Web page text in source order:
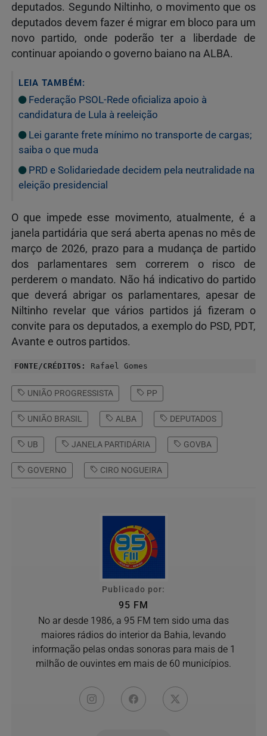
deputados. Segundo Niltinho, o movimento que os
deputados devem fazer é migrar em bloco para um
novo partido, onde poderão ter a liberdade de
continuar apoiando o governo baiano na ALBA.
LEIA TAMBÉM:
Federação PSOL-Rede oficializa apoio à
candidatura de Lula à reeleição
Lei garante frete mínimo no transporte de cargas;
saiba o que muda
PRD e Solidariedade decidem pela neutralidade na
eleição presidencial
O que impede esse movimento, atualmente, é a
janela partidária que será aberta apenas no mês de
março de 2026, prazo para a mudança de partido
dos parlamentares sem correrem o risco de
perderem o mandato. Não há indicativo do partido
que deverá abrigar os parlamentares, apesar de
Niltinho revelar que vários partidos já fizeram o
convite para os deputados, a exemplo do PSD, PDT,
Avante e outros partidos.
FONTE/CRÉDITOS: Rafael Gomes
UNIÃO PROGRESSISTA PP
UNIÃO BRASIL ALBA DEPUTADOS
UB JANELA PARTIDÁRIA GOVBA
GOVERNO CIRO NOGUEIRA
Publicado por:
95 FM
No ar desde 1986, a 95 FM tem sido uma das
maiores rádios do interior da Bahia, levando
informação pelas ondas sonoras para mais de 1
milhão de ouvintes em mais de 60 municípios.